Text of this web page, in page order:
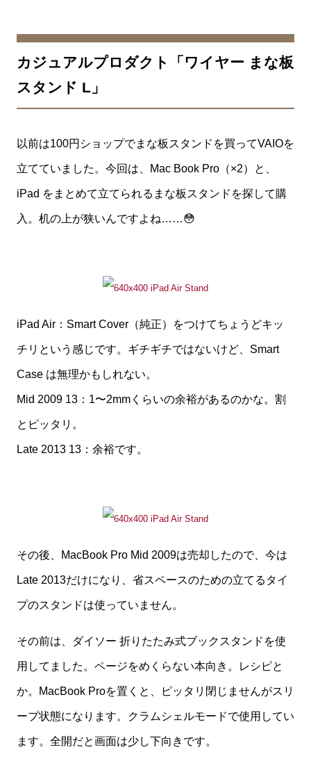
カジュアルプロダクト「ワイヤー まな板
スタンド L」
以前は100円ショップでまな板スタンドを買ってVAIOを
立てていました。今回は、Mac Book Pro（×2）と、
iPad をまとめて立てられるまな板スタンドを探して購
入。机の上が狭いんですよね……😳
iPad Air：Smart Cover（純正）をつけてちょうどキッ
チリという感じです。ギチギチではないけど、Smart
Case は無理かもしれない。
Mid 2009 13：1〜2mmくらいの余裕があるのかな。割
とピッタリ。
Late 2013 13：余裕です。
その後、MacBook Pro Mid 2009は売却したので、今は
Late 2013だけになり、省スペースのための立てるタイ
プのスタンドは使っていません。
その前は、ダイソー 折りたたみ式ブックスタンドを使
用してました。ページをめくらない本向き。レシピと
か。MacBook Proを置くと、ピッタリ閉じませんがスリ
ープ状態になります。クラムシェルモードで使用してい
ます。全開だと画面は少し下向きです。